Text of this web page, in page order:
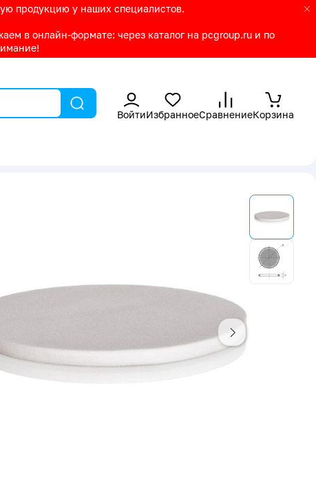
продукцию у наших специалистов.
в онлайн-формате: через каталог на pcgroup.ru и по
ВойтиИзбранноеСравнениеКорзина